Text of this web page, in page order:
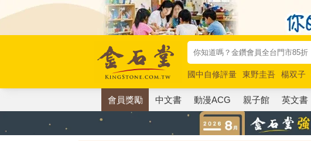
國中自修評量 東野圭吾 楊双子
唯紅花綻放
奧德賽 路邊攤新作
會員獎勵 中文書 動漫ACG 親子館 英文書